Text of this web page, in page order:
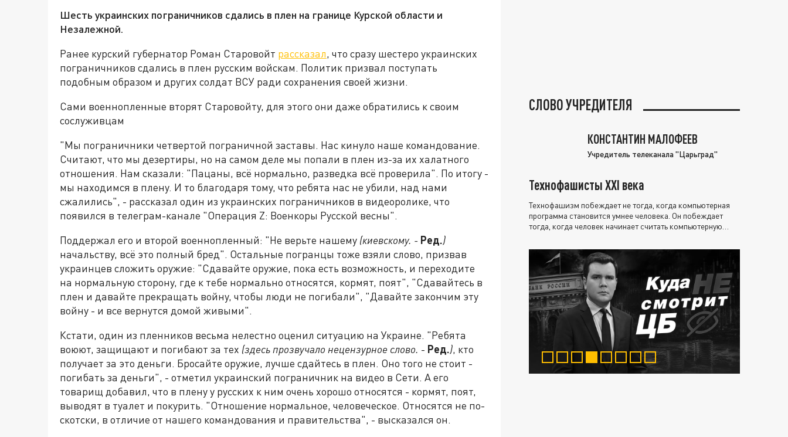
Шесть украинских пограничников сдались в плен на границе Курской области и
Незалежной.
Ранее курский губернатор Роман Старовойт рассказал, что сразу шестеро украинских
пограничников сдались в плен русским войскам. Политик призвал поступать
подобным образом и других солдат ВСУ ради сохранения своей жизни.
Сами военнопленные вторят Старовойту, для этого они даже обратились к своим
сослуживцам
"Мы пограничники четвертой пограничной заставы. Нас кинуло наше командование.
Считают, что мы дезертиры, но на самом деле мы попали в плен из-за их халатного
отношения. Нам сказали: "Пацаны, всё нормально, разведка всё проверила". По итогу -
мы находимся в плену. И то благодаря тому, что ребята нас не убили, над нами
сжалились", - рассказал один из украинских пограничников в видеоролике, что
появился в телеграм-канале "Операция Z: Военкоры Русской весны".
Поддержал его и второй военнопленный: "Не верьте нашему (киевскому. - Ред.)
начальству, всё это полный бред". Остальные погранцы тоже взяли слово, призвав
украинцев сложить оружие: "Сдавайте оружие, пока есть возможность, и переходите
на нормальную сторону, где к тебе нормально относятся, кормят, поят", "Сдавайтесь в
плен и давайте прекращать войну, чтобы люди не погибали", "Давайте закончим эту
войну - и все вернутся домой живыми".
Кстати, один из пленников весьма нелестно оценил ситуацию на Украине. "Ребята
воюют, защищают и погибают за тех (здесь прозвучало нецензурное слово. - Ред.), кто
получает за это деньги. Бросайте оружие, лучше сдайтесь в плен. Оно того не стоит -
погибать за деньги", - отметил украинский пограничник на видео в Сети. А его
товарищ добавил, что в плену у русских к ним очень хорошо относятся - кормят, поят,
выводят в туалет и покурить. "Отношение нормальное, человеческое. Относятся не по-
скотски, в отличие от нашего командования и правительства", - высказался он.
СЛОВО УЧРЕДИТЕЛЯ
КОНСТАНТИН МАЛОФЕЕВ
Учредитель телеканала "Царьград"
Технофашисты XXI века
Технофашизм побеждает не тогда, когда компьютерная
программа становится умнее человека. Он побеждает
тогда, когда человек начинает считать компьютерную